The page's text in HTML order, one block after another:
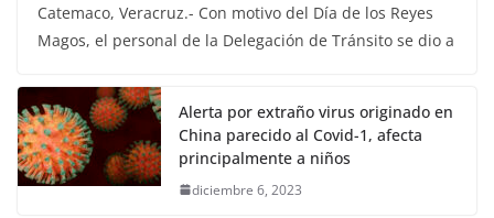
Catemaco, Veracruz.- Con motivo del Día de los Reyes
Magos, el personal de la Delegación de Tránsito se dio a
Alerta por extraño virus originado en
China parecido al Covid-1, afecta
principalmente a niños
diciembre 6, 2023